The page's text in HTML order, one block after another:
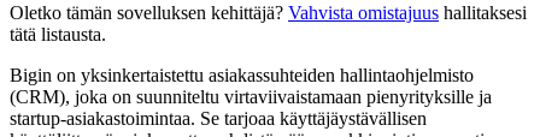
Oletko tämän sovelluksen kehittäjä? Vahvista omistajuus hallitaksesi
tätä listausta.
Bigin on yksinkertaistettu asiakassuhteiden hallintaohjelmisto
(CRM), joka on suunniteltu virtaviivaistamaan pienyrityksille ja
startup-asiakastoimintaa. Se tarjoaa käyttäjäystävällisen